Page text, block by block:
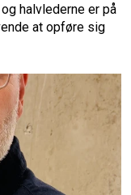
halvlederne er på
at opføre sig